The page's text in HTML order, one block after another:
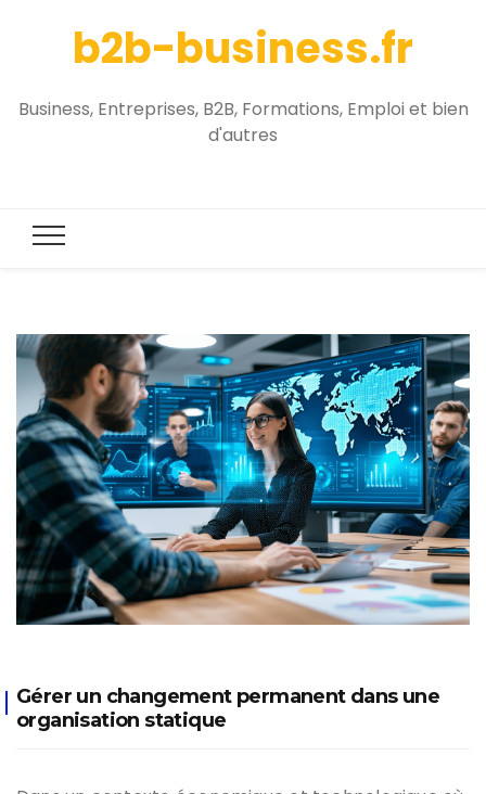
b2b-business.fr
Business, Entreprises, B2B, Formations, Emploi et bien
d'autres
Gérer un changement permanent dans une
organisation statique